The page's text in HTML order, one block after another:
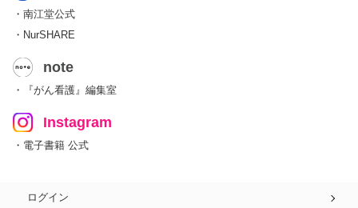
・南江堂公式
・NurSHARE
note
・『がん看護』編集室
Instagram
・電子書籍 公式
ログイン